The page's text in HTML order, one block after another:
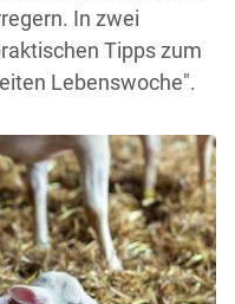
In zwei
Tipps zum
Lebenswoche".